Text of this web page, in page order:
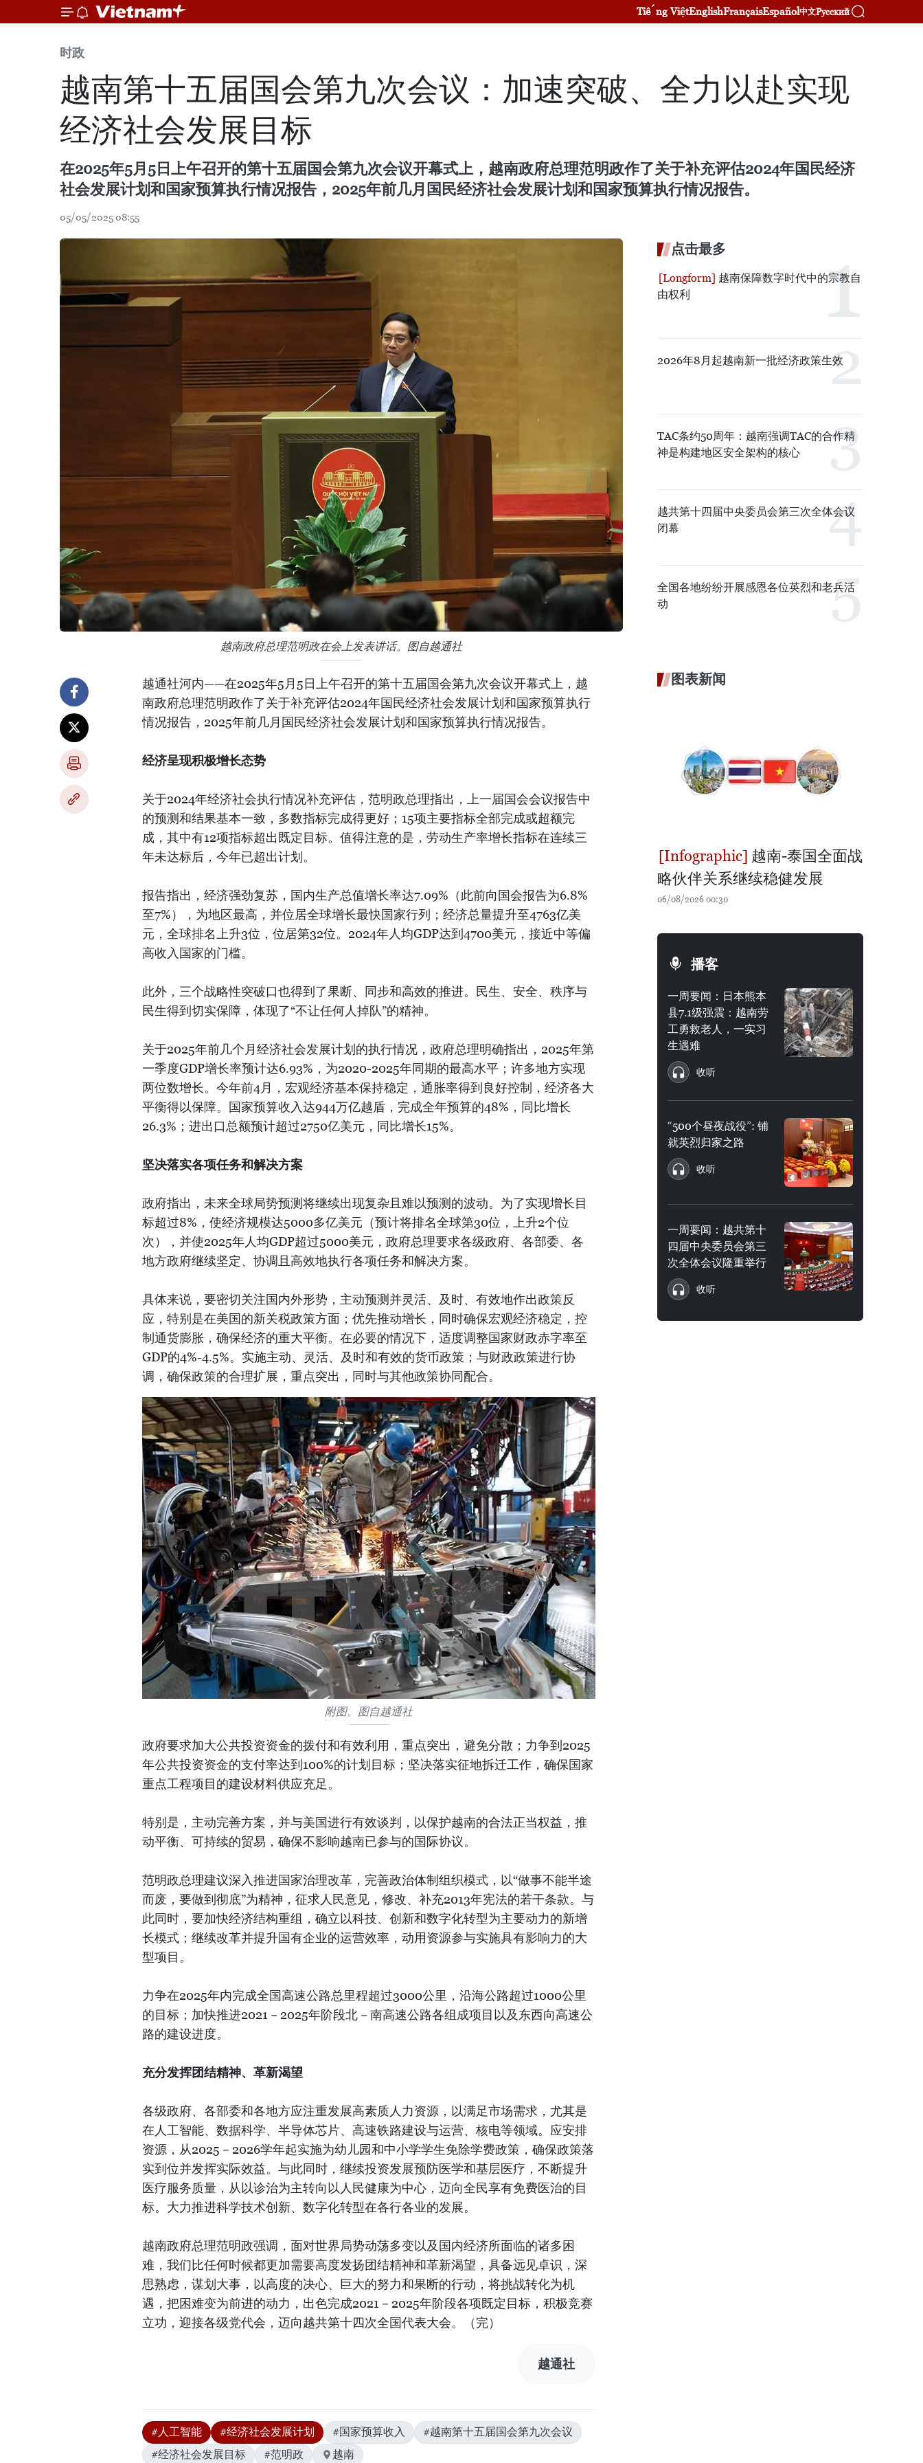
Tiếng ViệtEnglishFrançaisEspañol中文Русский
时政
越南第十五届国会第九次会议：加速突破、全力以赴实现
经济社会发展目标
在2025年5月5日上午召开的第十五届国会第九次会议开幕式上，越南政府总理范明政作了关于补充评估2024年国民经济
社会发展计划和国家预算执行情况报告，2025年前几月国民经济社会发展计划和国家预算执行情况报告。
05/05/2025 08:55
越南政府总理范明政在会上发表讲话。图自越通社
越通社河内——在2025年5月5日上午召开的第十五届国会第九次会议开幕式上，越
南政府总理范明政作了关于补充评估2024年国民经济社会发展计划和国家预算执行
情况报告，2025年前几月国民经济社会发展计划和国家预算执行情况报告。
经济呈现积极增长态势
关于2024年经济社会执行情况补充评估，范明政总理指出，上一届国会会议报告中
的预测和结果基本一致，多数指标完成得更好；15项主要指标全部完成或超额完
成，其中有12项指标超出既定目标。值得注意的是，劳动生产率增长指标在连续三
年未达标后，今年已超出计划。
报告指出，经济强劲复苏，国内生产总值增长率达7.09%（此前向国会报告为6.8%
至7%），为地区最高，并位居全球增长最快国家行列；经济总量提升至4763亿美
元，全球排名上升3位，位居第32位。2024年人均GDP达到4700美元，接近中等偏
高收入国家的门槛。
此外，三个战略性突破口也得到了果断、同步和高效的推进。民生、安全、秩序与
民生得到切实保障，体现了“不让任何人掉队”的精神。
关于2025年前几个月经济社会发展计划的执行情况，政府总理明确指出，2025年第
一季度GDP增长率预计达6.93%，为2020-2025年同期的最高水平；许多地方实现
两位数增长。今年前4月，宏观经济基本保持稳定，通胀率得到良好控制，经济各大
平衡得以保障。国家预算收入达944万亿越盾，完成全年预算的48%，同比增长
26.3%；进出口总额预计超过2750亿美元，同比增长15%。
坚决落实各项任务和解决方案
政府指出，未来全球局势预测将继续出现复杂且难以预测的波动。为了实现增长目
标超过8%，使经济规模达5000多亿美元（预计将排名全球第30位，上升2个位
次），并使2025年人均GDP超过5000美元，政府总理要求各级政府、各部委、各
地方政府继续坚定、协调且高效地执行各项任务和解决方案。
具体来说，要密切关注国内外形势，主动预测并灵活、及时、有效地作出政策反
应，特别是在美国的新关税政策方面；优先推动增长，同时确保宏观经济稳定，控
制通货膨胀，确保经济的重大平衡。在必要的情况下，适度调整国家财政赤字率至
GDP的4%-4.5%。实施主动、灵活、及时和有效的货币政策；与财政政策进行协
调，确保政策的合理扩展，重点突出，同时与其他政策协同配合。
附图。图自越通社
政府要求加大公共投资资金的拨付和有效利用，重点突出，避免分散；力争到2025
年公共投资资金的支付率达到100%的计划目标；坚决落实征地拆迁工作，确保国家
重点工程项目的建设材料供应充足。
特别是，主动完善方案，并与美国进行有效谈判，以保护越南的合法正当权益，推
动平衡、可持续的贸易，确保不影响越南已参与的国际协议。
范明政总理建议深入推进国家治理改革，完善政治体制组织模式，以“做事不能半途
而废，要做到彻底”为精神，征求人民意见，修改、补充2013年宪法的若干条款。与
此同时，要加快经济结构重组，确立以科技、创新和数字化转型为主要动力的新增
长模式；继续改革并提升国有企业的运营效率，动用资源参与实施具有影响力的大
型项目。
力争在2025年内完成全国高速公路总里程超过3000公里，沿海公路超过1000公里
的目标；加快推进2021－2025年阶段北－南高速公路各组成项目以及东西向高速公
路的建设进度。
充分发挥团结精神、革新渴望
各级政府、各部委和各地方应注重发展高素质人力资源，以满足市场需求，尤其是
在人工智能、数据科学、半导体芯片、高速铁路建设与运营、核电等领域。应安排
资源，从2025－2026学年起实施为幼儿园和中小学学生免除学费政策，确保政策落
实到位并发挥实际效益。与此同时，继续投资发展预防医学和基层医疗，不断提升
医疗服务质量，从以诊治为主转向以人民健康为中心，迈向全民享有免费医治的目
标。大力推进科学技术创新、数字化转型在各行各业的发展。
越南政府总理范明政强调，面对世界局势动荡多变以及国内经济所面临的诸多困
难，我们比任何时候都更加需要高度发扬团结精神和革新渴望，具备远见卓识，深
思熟虑，谋划大事，以高度的决心、巨大的努力和果断的行动，将挑战转化为机
遇，把困难变为前进的动力，出色完成2021－2025年阶段各项既定目标，积极竞赛
立功，迎接各级党代会，迈向越共第十四次全国代表大会。（完）
越通社
#人工智能 #经济社会发展计划 #国家预算收入
#越南第十五届国会第九次会议
#经济社会发展目标
#范明政 越南
点击最多
越南保障数字时代中的宗教自
由权利
2026年8月起越南新一批经济政策生效
TAC条约50周年：越南强调TAC的合作精
神是构建地区安全架构的核心
越共第十四届中央委员会第三次全体会议
闭幕
全国各地纷纷开展感恩各位英烈和老兵活
动
图表新闻
越南-泰国全面战
略伙伴关系继续稳健发展
06/08/2026 00:30
播客
一周要闻：日本熊本
县7.1级强震：越南劳
工勇救老人，一实习
生遇难
收听
“500个昼夜战役”: 铺
就英烈归家之路
收听
一周要闻：越共第十
四届中央委员会第三
次全体会议隆重举行
收听